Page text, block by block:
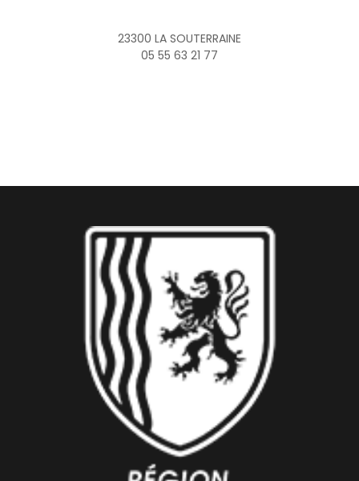
23300 LA SOUTERRAINE
05 55 63 21 77